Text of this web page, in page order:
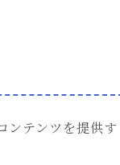
ンテンツを提供す